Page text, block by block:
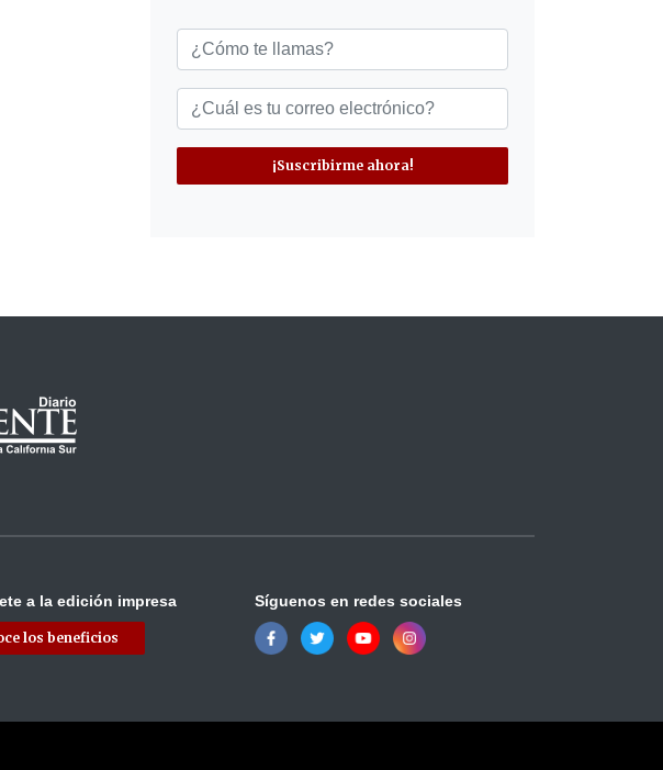
¡Suscribirme ahora!
a la edición impresa
los beneficios
Síguenos en redes sociales